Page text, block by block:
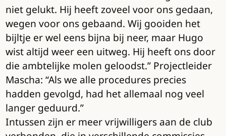
niet gelukt. Hij heeft zoveel voor ons gedaan,
wegen voor ons gebaand. Wij gooiden het
bijltje er wel eens bijna bij neer, maar Hugo
wist altijd weer een uitweg. Hij heeft ons door
die ambtelijke molen geloodst.” Projectleider
Mascha: “Als we alle procedures precies
hadden gevolgd, had het allemaal nog veel
langer geduurd.”
Intussen zijn er meer vrijwilligers aan de club